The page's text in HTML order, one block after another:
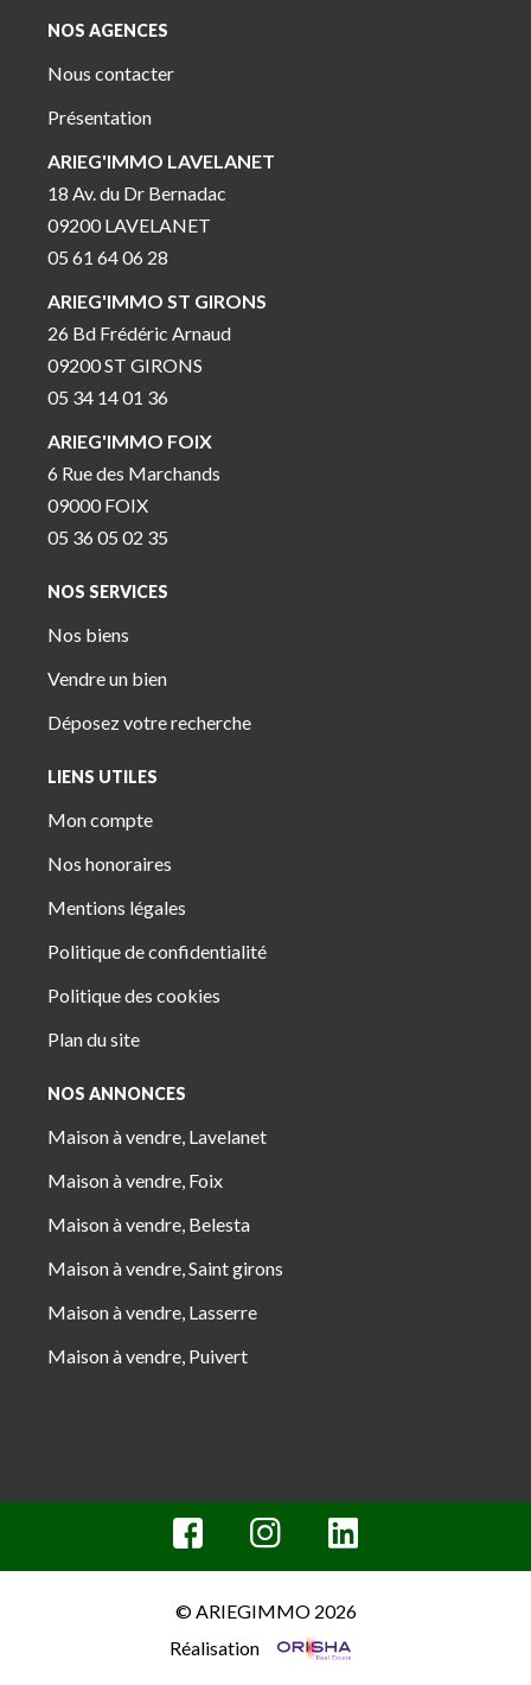
NOS AGENCES
Nous contacter
Présentation
ARIEG'IMMO LAVELANET
18 Av. du Dr Bernadac
09200 LAVELANET
05 61 64 06 28
ARIEG'IMMO ST GIRONS
26 Bd Frédéric Arnaud
09200 ST GIRONS
05 34 14 01 36
ARIEG'IMMO FOIX
6 Rue des Marchands
09000 FOIX
05 36 05 02 35
NOS SERVICES
Nos biens
Vendre un bien
Déposez votre recherche
LIENS UTILES
Mon compte
Nos honoraires
Mentions légales
Politique de confidentialité
Politique des cookies
Plan du site
NOS ANNONCES
Maison à vendre, Lavelanet
Maison à vendre, Foix
Maison à vendre, Belesta
Maison à vendre, Saint girons
Maison à vendre, Lasserre
Maison à vendre, Puivert
© ARIEGIMMO 2026
Réalisation